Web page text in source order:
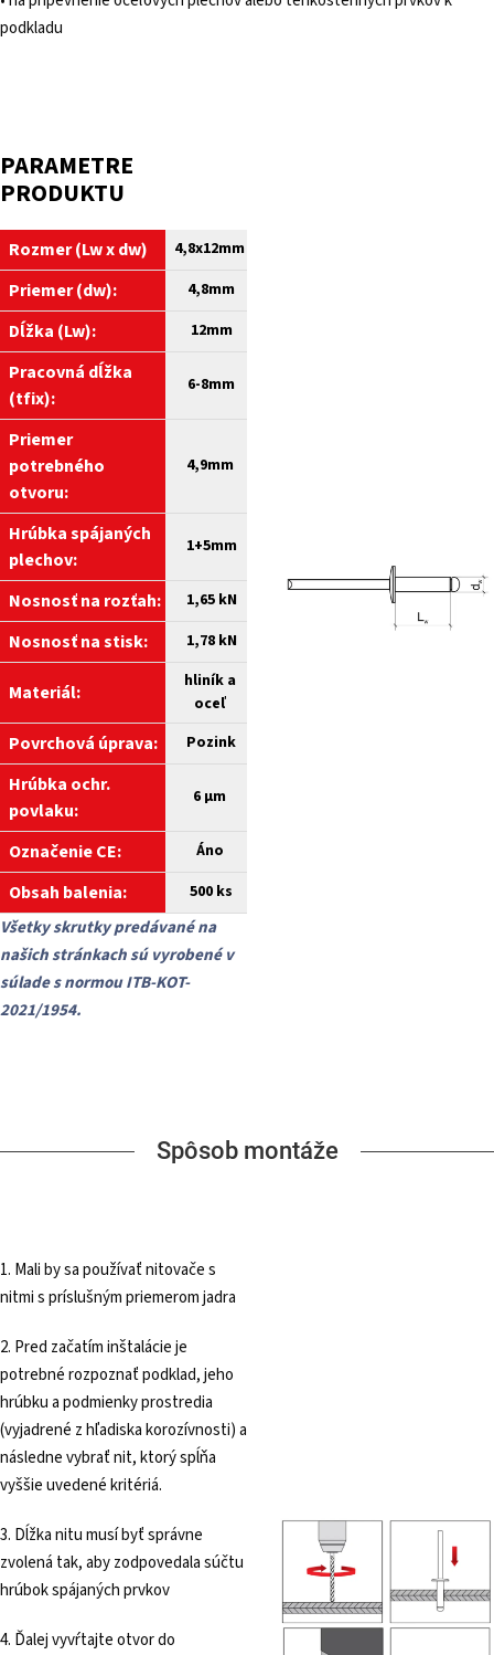
podkladu
PARAMETRE
PRODUKTU
Rozmer (Lw x dw) 4,8x12mm
Priemer (dw): 4,8mm
Dĺžka (Lw): 12mm
Pracovná dĺžka
(tfix):
6-8mm
Priemer
potrebného
otvoru:
4,9mm
Hrúbka spájaných
plechov:
1+5mm
Nosnosť na rozťah: 1,65 kN
Nosnosť na stisk: 1,78 kN
Materiál:
hliník a
oceľ
Povrchová úprava: Pozink
Hrúbka ochr.
povlaku:
6 µm
Označenie CE: Áno
Obsah balenia: 500 ks
Všetky skrutky predávané na
našich stránkach sú vyrobené v
súlade s normou ITB-KOT-
2021/1954.
Spôsob montáže
1. Mali by sa používať nitovače s
nitmi s príslušným priemerom jadra
2. Pred začatím inštalácie je
potrebné rozpoznať podklad, jeho
hrúbku a podmienky prostredia
(vyjadrené z hľadiska korozívnosti) a
následne vybrať nit, ktorý spĺňa
vyššie uvedené kritériá.
3. Dĺžka nitu musí byť správne
zvolená tak, aby zodpovedala súčtu
hrúbok spájaných prvkov
4. Ďalej vyvŕtajte otvor do